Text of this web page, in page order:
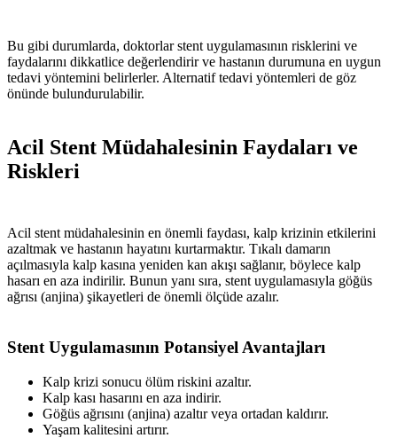
Bu gibi durumlarda, doktorlar stent uygulamasının risklerini ve
faydalarını dikkatlice değerlendirir ve hastanın durumuna en uygun
tedavi yöntemini belirlerler. Alternatif tedavi yöntemleri de göz
önünde bulundurulabilir.
Acil Stent Müdahalesinin Faydaları ve
Riskleri
Acil stent müdahalesinin en önemli faydası, kalp krizinin etkilerini
azaltmak ve hastanın hayatını kurtarmaktır. Tıkalı damarın
açılmasıyla kalp kasına yeniden kan akışı sağlanır, böylece kalp
hasarı en aza indirilir. Bunun yanı sıra, stent uygulamasıyla göğüs
ağrısı (anjina) şikayetleri de önemli ölçüde azalır.
Stent Uygulamasının Potansiyel Avantajları
Kalp krizi sonucu ölüm riskini azaltır.
Kalp kası hasarını en aza indirir.
Göğüs ağrısını (anjina) azaltır veya ortadan kaldırır.
Yaşam kalitesini artırır.